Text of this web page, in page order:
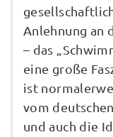
Anlehnung an
– das
eine große
ist
vom
und auch die